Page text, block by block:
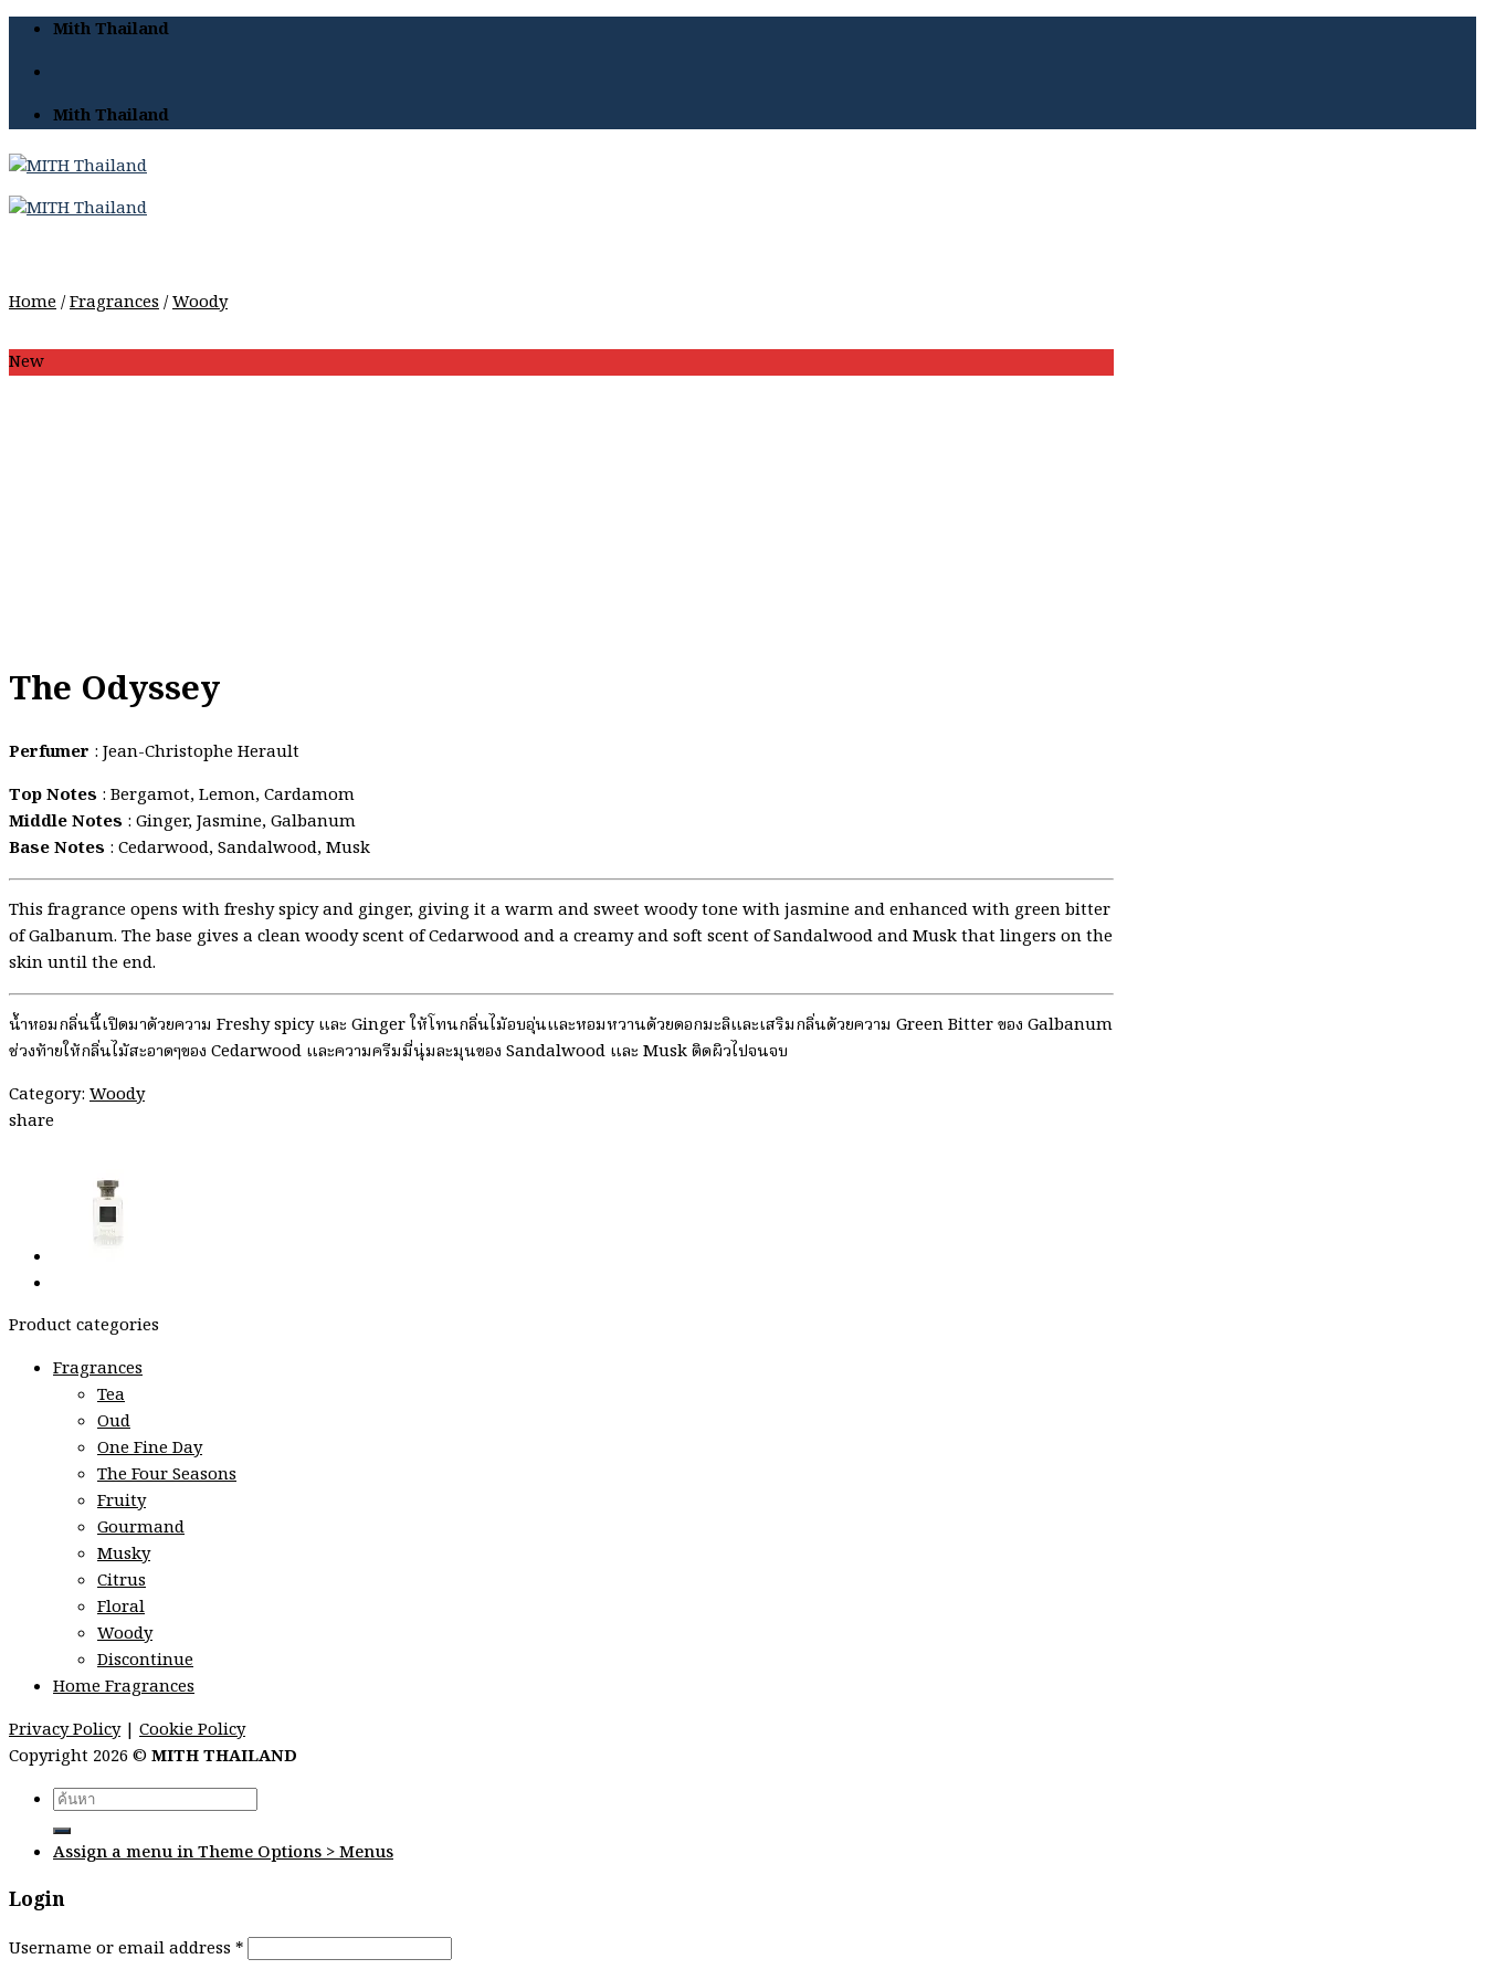
Skip
content
Mith Thailand
Mith Thailand
Home/Fragrances/Woody
New
The Odyssey
Perfumer : Jean-Christophe Herault
Top Notes : Bergamot, Lemon, Cardamom
Middle Notes : Ginger, Jasmine, Galbanum
Base Notes : Cedarwood, Sandalwood, Musk
This fragrance opens with freshy spicy and ginger, giving it a warm and sweet woody tone with jasmine and enhanced with green bitter
of Galbanum. The base gives a clean woody scent of Cedarwood and a creamy and soft scent of Sandalwood and Musk that lingers on the
skin until the end.
น้ำหอมกลิ่นนี้เปิดมาด้วยความ Freshy spicy และ Ginger ให้โทนกลิ่นไม้อบอุ่นและหอมหวานด้วยดอกมะลิและเสริมกลิ่นด้วยความ Green Bitter ของ Galbanum
ช่วงท้ายให้กลิ่นไม้สะอาดๆของ Cedarwood และความครีมมี่นุ่มละมุนของ Sandalwood และ Musk ติดผิวไปจนจบ
Category: Woody
share
Product categories
Fragrances
Tea
Oud
One Fine Day
The Four Seasons
Fruity
Gourmand
Musky
Citrus
Floral
Woody
Discontinue
Home Fragrances
Privacy Policy| Cookie Policy
Copyright 2026 ©MITH THAILAND
Search
for:
Assign a menu in Theme Options > Menus
Login
Username or email address *